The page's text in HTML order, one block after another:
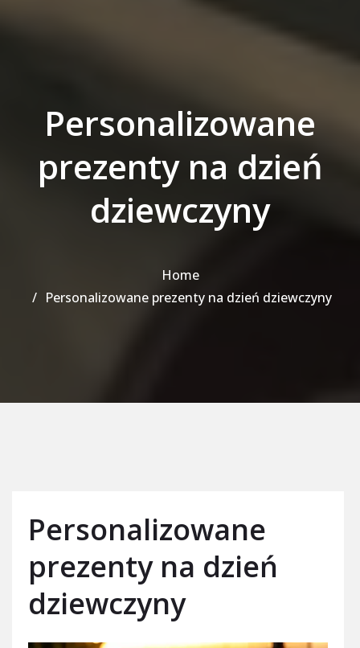
Personalizowane
prezenty na dzień
dziewczyny
Home
Personalizowane prezenty na dzień dziewczyny
Personalizowane
prezenty na dzień
dziewczyny